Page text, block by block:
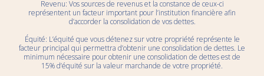
Revenu: Vos sources de revenus et la constance de ceux-ci
représentent un facteur important pour l’institution financière afin
d’accorder la consolidation de vos dettes.
Équité: L’équité que vous détenez sur votre propriété représente le
facteur principal qui permettra d’obtenir une consolidation de dettes. Le
minimum nécessaire pour obtenir une consolidation de dettes est de
15% d’équité sur la valeur marchande de votre propriété.